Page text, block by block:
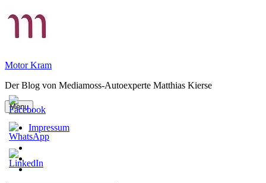
to
Motor Kram
Der Blog von Mediamoss-Autoexperte Matthias Kierse
Menu
Impressum
Einstellungen
ändern
Historie
der
Einwilligungen